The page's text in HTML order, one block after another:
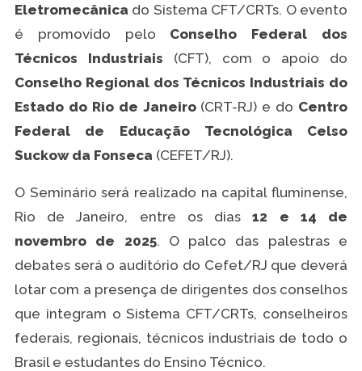
Eletromecânica do Sistema CFT/CRTs. O evento
é promovido pelo Conselho Federal dos
Técnicos Industriais (CFT), com o apoio do
Conselho Regional dos Técnicos Industriais do
Estado do Rio de Janeiro(CRT-RJ) e do Centro
Federal de Educação Tecnológica Celso
Suckow da Fonseca (CEFET/RJ).
O Seminário será realizado na capital fluminense,
Rio de Janeiro, entre os dias12 e 14 de
novembro de 2025. O palco das palestras e
debates será o auditório do Cefet/RJ que deverá
lotar com a presença de dirigentes dos conselhos
que integram o Sistema CFT/CRTs, conselheiros
federais, regionais, técnicos industriais de todo o
Brasil e estudantes do Ensino Técnico.